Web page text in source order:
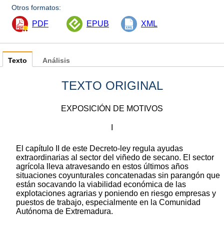
Otros formatos:
PDF EPUB XML
Texto
TEXTO ORIGINAL
EXPOSICIÓN DE MOTIVOS
El capítulo II de este Decreto-ley regula ayudas
extraordinarias al sector del viñedo de secano. El sector
agrícola lleva atravesando en estos últimos años
situaciones coyunturales concatenadas sin parangón que
están socavando la viabilidad económica de las
explotaciones agrarias y poniendo en riesgo empresas y
puestos de trabajo, especialmente en la Comunidad
Autónoma de Extremadura.
Análisis